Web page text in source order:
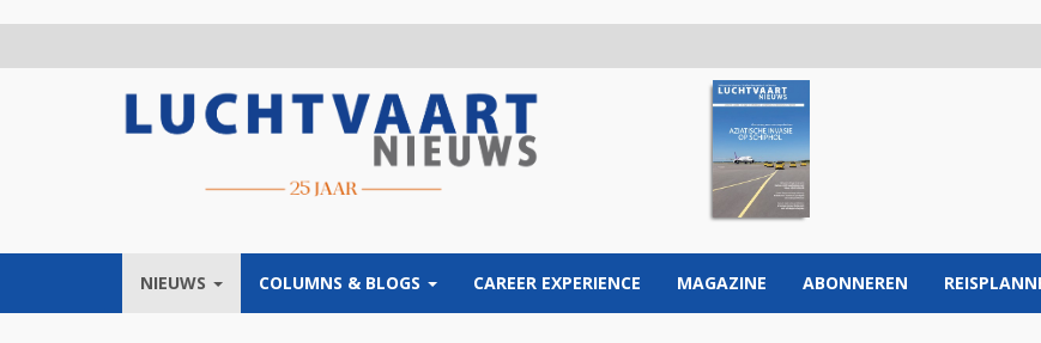
NIEUWS COLUMNS & BLOGS CAREER EXPERIENCE MAGAZINE ABONNEREN